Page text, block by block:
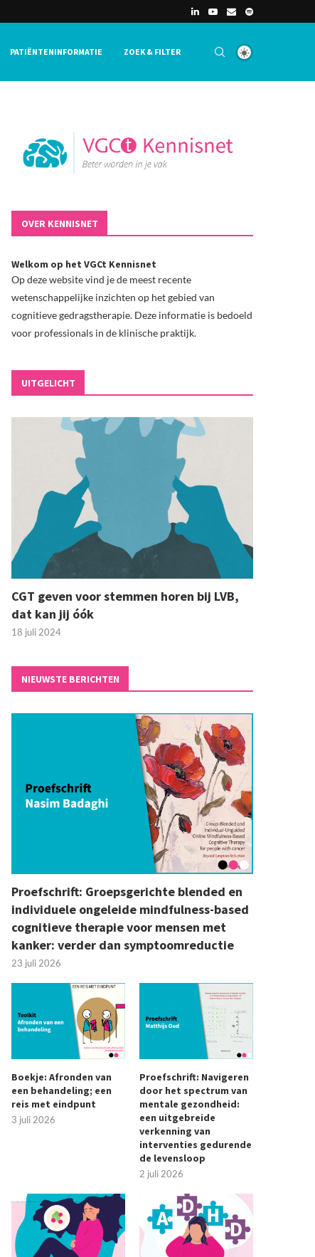
PATIËNTENINFORMATIE ZOEK & FILTER
OVER KENNISNET
Welkom op het VGCt Kennisnet
Op deze website vind je de meest recente
wetenschappelijke inzichten op het gebied van
cognitieve gedragstherapie. Deze informatie is bedoeld
voor professionals in de klinische praktijk.
UITGELICHT
CGT geven voor stemmen horen bij LVB,
dat kan jij óók
18 juli 2024
NIEUWSTE BERICHTEN
Proefschrift: Groepsgerichte blended en
individuele ongeleide mindfulness-based
cognitieve therapie voor mensen met
kanker: verder dan symptoomreductie
23 juli 2026
Boekje: Afronden van
een behandeling; een
reis met eindpunt
3 juli 2026
Proefschrift: Navigeren
door het spectrum van
mentale gezondheid:
een uitgebreide
verkenning van
interventies gedurende
de levensloop
2 juli 2026